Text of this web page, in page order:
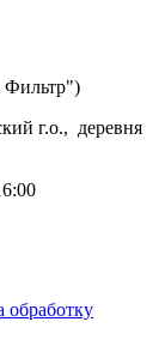
Фильтр")
г.о., деревня
обработку